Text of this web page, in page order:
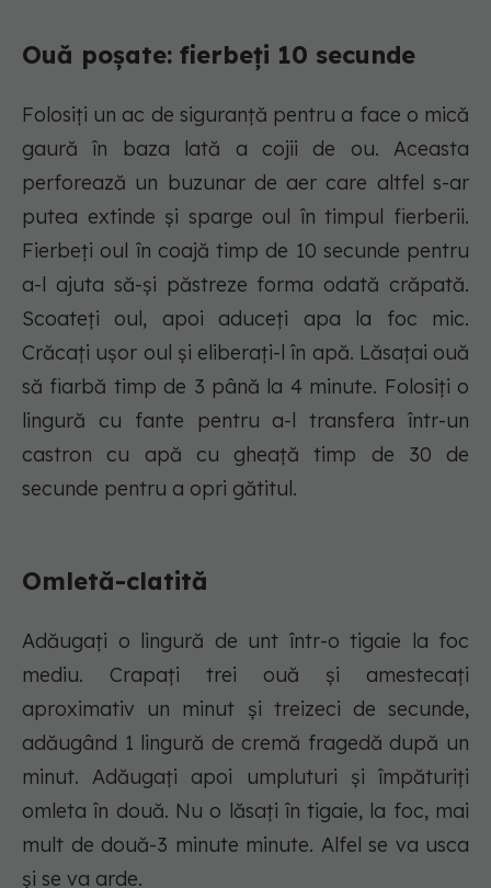
Ouă poșate: fierbeți 10 secunde
Folosiți un ac de siguranță pentru a face o mică
gaură în baza lată a cojii de ou. Aceasta
perforează un buzunar de aer care altfel s-ar
putea extinde și sparge oul în timpul fierberii.
Fierbeți oul în coajă timp de 10 secunde pentru
a-l ajuta să-și păstreze forma odată crăpată.
Scoateți oul, apoi aduceți apa la foc mic.
Crăcați ușor oul și eliberați-l în apă. Lăsațai ouă
să fiarbă timp de 3 până la 4 minute. Folosiți o
lingură cu fante pentru a-l transfera într-un
castron cu apă cu gheață timp de 30 de
secunde pentru a opri gătitul.
Omletă-clatită
Adăugați o lingură de unt într-o tigaie la foc
mediu. Crapați trei ouă și amestecați
aproximativ un minut și treizeci de secunde,
adăugând 1 lingură de cremă fragedă după un
minut. Adăugați apoi umpluturi și împăturiți
omleta în două. Nu o lăsați în tigaie, la foc, mai
mult de două-3 minute minute. Alfel se va usca
și se va arde.